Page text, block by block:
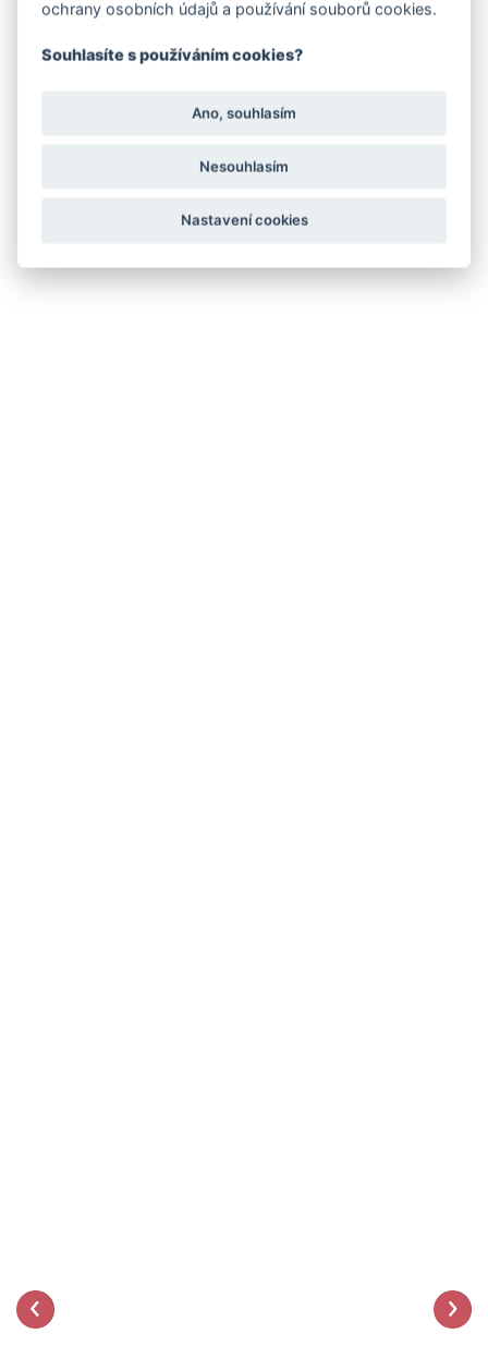
ochrany osobních údajů a používání souborů cookies.
Souhlasíte s používáním cookies?
Ano, souhlasím
Nesouhlasím
Nastavení cookies